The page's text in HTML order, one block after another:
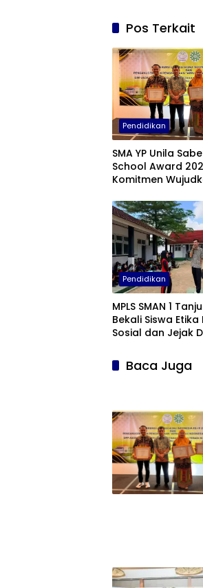
Pos Terkait
Pendidikan
SMA YP Unila
School Award
Komitmen
Pendidikan
MPLS SMAN 1
Bekali Siswa
Sosial dan Jejak
Baca Juga